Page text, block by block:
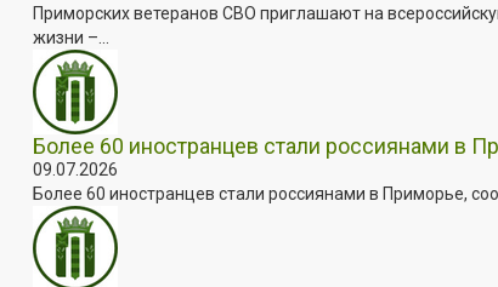
Приморских ветеранов СВО приглашают на
жизни –...
Более 60 иностранцев стали россиянами в
09.07.2026
Более 60 иностранцев стали россиянами в Приморье,